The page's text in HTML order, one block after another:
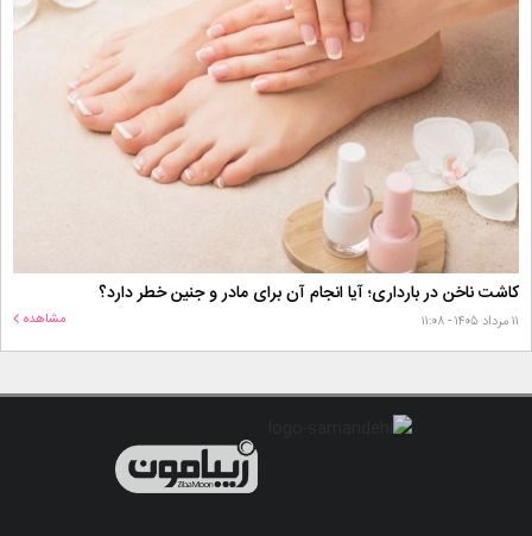
کاشت ناخن در بارداری؛ آیا انجام آن برای مادر و جنین خطر دارد؟
۱۱ مرداد ۱۴۰۵ - ۱۱:۰۸ مشاهده